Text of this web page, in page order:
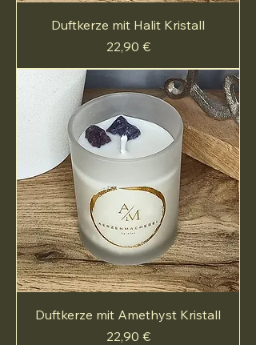
Duftkerze mit Halit Kristall
Preis
22,90 €
Duftkerze mit Amethyst Kristall
Preis
22,90 €